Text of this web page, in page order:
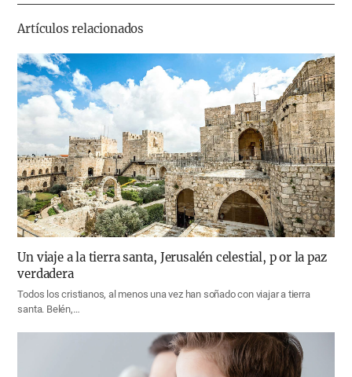
기
Artículos relacionados
Un viaje a la tierra santa, Jerusalén celestial, p or la paz
verdadera
Todos los cristianos, al menos una vez han soñado con viajar a tierra
santa. Belén,…